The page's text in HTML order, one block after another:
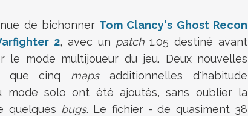
de bichonner Tom Clancy's Ghost Recon
2, avec un patch1.05 destiné avant
le mode multijoueur du jeu. Deux nouvelles
que cinq mapsadditionnelles d'habitude
mode solo ont été ajoutés, sans oublier la
quelques bugs. Le fichier - de quasiment 38